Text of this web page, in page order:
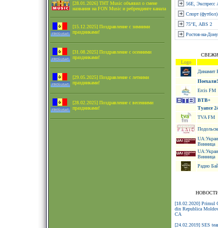
[28.01.2026] ТНТ Music объявил о смене
названия на FON Music и ребрендинге канала
[15.12.2025] Поздравление с зимними
праздниками!
[31.08.2025] Поздравление с осенними
праздниками!
[29.05.2025] Поздравление с летними
праздниками!
[28.02.2025] Поздравление с весенними
праздниками!
56E, Экспресс
Спорт (футбол)
75°Е, ABS 2
Ростов-на-Дону
Logo
Динамит
Поехали!
Ercis FM
ВТВ+
Туапсе
TVA FM
Винница
Винница
Радио
[18.02.2020] Primul
din Republica
CA
[24.02.2019] SES